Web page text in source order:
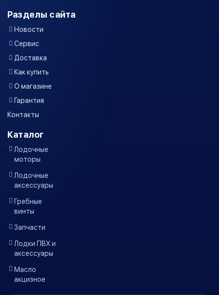
Разделы сайта
Новости
Сервис
Доставка
Как купить
О магазине
Гарантия
Контакты
Каталог
Лодочные
моторы
Лодочные
аксессуары
Гребные
винты
Запчасти
Лодки ПВХ и
аксессуары
Масло
акцизное